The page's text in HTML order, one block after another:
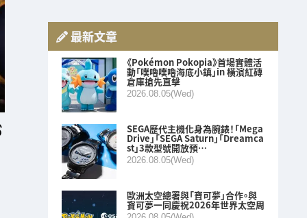
最新文章
《Pokémon Pokopia》首場實體活
動「噗嚕噗嚕海底小鎮」in 橫濱紅磚
倉庫搶先直擊
2026.08.05(Wed)
SEGA歷代主機化身為腕錶！「Mega
Drive」「SEGA Saturn」「Dreamca
st」3款型號開放預…
2026.08.05(Wed)
歐洲太空總署與「寶可夢」合作。與
寶可夢一同慶祝2026年世界太空周